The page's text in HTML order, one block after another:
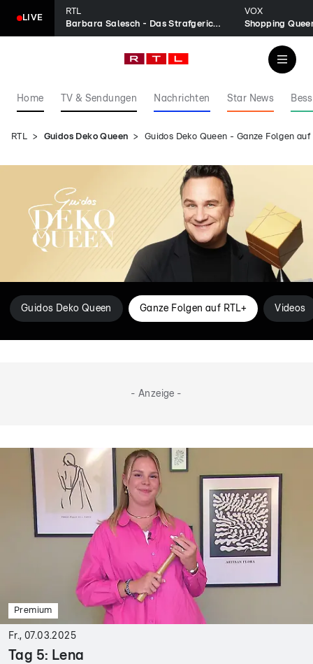
LIVE
RTL
Barbara Salesch - Das Strafgericht
VOX
Shopping
Home TV & Sendungen Nachrichten Star News
RTL Guidos Deko Queen Guidos Deko Queen - Ganze Folgen auf
Guidos Deko Queen Ganze Folgen auf RTL+ Videos
- Anzeige -
Premium
Fr., 07.03.2025
Tag 5: Lena